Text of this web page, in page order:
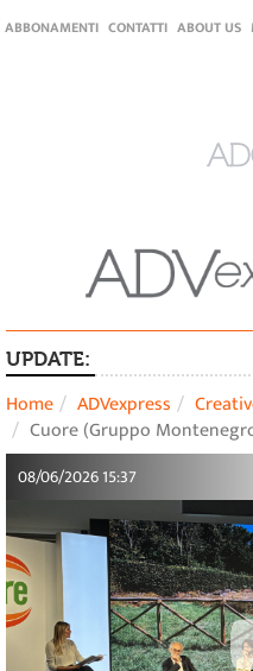
ABBONAMENTI CONTATTI ABOUT US
UPDATE:
Home ADVexpress
Cuore (Gruppo
08/06/2026 15:37